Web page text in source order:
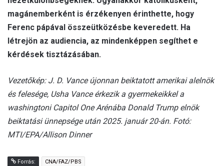
magánemberként is érzékenyen érinthette, hogy
Ferenc pápával összeütközésbe keveredett. Ha
létrejön az audiencia, az mindenképpen segíthet e
kérdések tisztázásában.
Vezetőkép: J. D. Vance újonnan beiktatott amerikai alelnök
és felesége, Usha Vance érkezik a gyermekeikkel a
washingtoni Capitol One Arénába Donald Trump elnök
beiktatási ünnepsége után 2025. január 20-án. Fotó:
MTI/EPA/Allison Dinner
Forrás: CNA/FAZ/PBS